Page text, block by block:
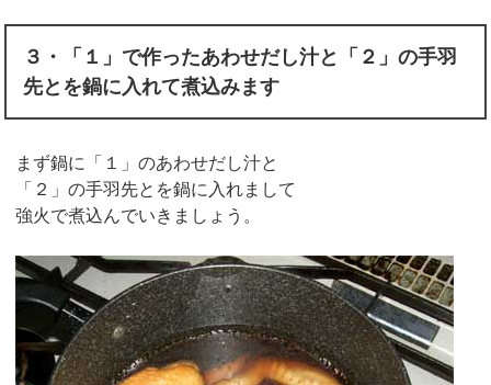
３・「１」で作ったあわせだし汁と「２」の手羽
先とを鍋に入れて煮込みます
まず鍋に「１」のあわせだし汁と
「２」の手羽先とを鍋に入れまして
強火で煮込んでいきましょう。